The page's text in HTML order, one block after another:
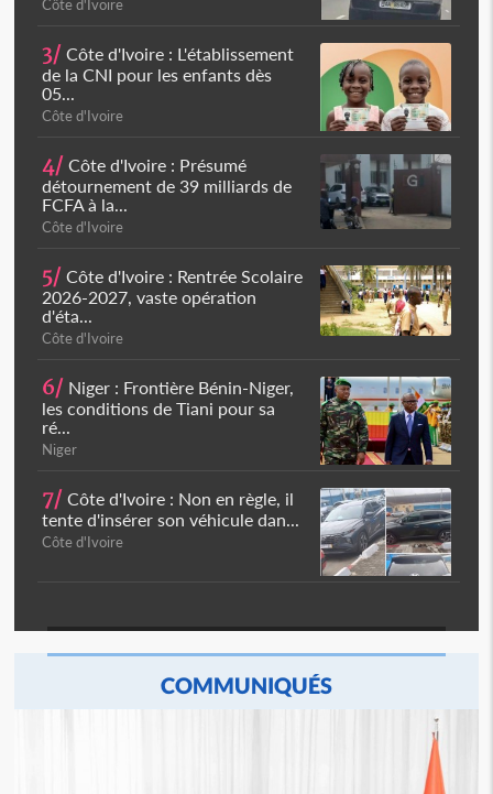
Côte d'Ivoire
3/ Côte d'Ivoire : L'établissement
de la CNI pour les enfants dès
05...
Côte d'Ivoire
4/ Côte d'Ivoire : Présumé
détournement de 39 milliards de
FCFA à la...
Côte d'Ivoire
5/ Côte d'Ivoire : Rentrée Scolaire
2026-2027, vaste opération
d'éta...
Côte d'Ivoire
6/ Niger : Frontière Bénin-Niger,
les conditions de Tiani pour sa
ré...
Niger
7/ Côte d'Ivoire : Non en règle, il
tente d'insérer son véhicule dan...
Côte d'Ivoire
COMMUNIQUÉS